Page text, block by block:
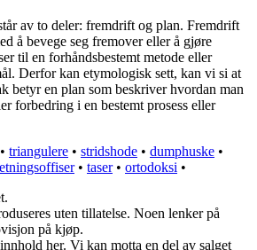
av to deler: fremdrift og plan. Fremdrift
å bevege seg fremover eller å gjøre
til en forhåndsbestemt metode eller
Derfor kan etymologisk sett, kan vi si at
betyr en plan som beskriver hvordan man
forbedring i en bestemt prosess eller
• triangulere • stridshode • dumphuske •
• taser• ortodoksi •
uten tillatelse. Noen lenker på
på kjøp.
her. Vi kan motta en del av salget